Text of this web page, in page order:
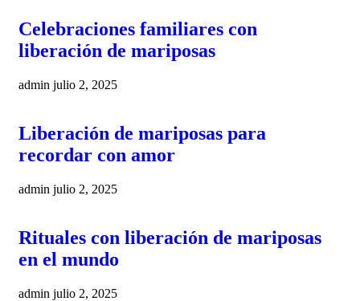
Celebraciones familiares con
liberación de mariposas
admin julio 2, 2025
Liberación de mariposas para
recordar con amor
admin julio 2, 2025
Rituales con liberación de mariposas
en el mundo
admin julio 2, 2025